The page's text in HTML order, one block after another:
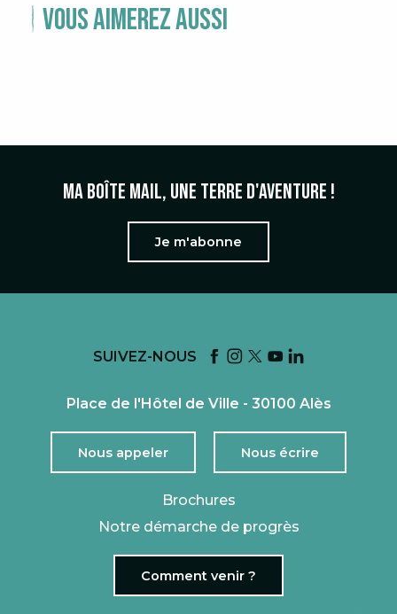
Vous aimerez aussi
Ma boîte mail, une terre d'aventure !
Je m'abonne
SUIVEZ-NOUS
Place de l'Hôtel de Ville - 30100 Alès
Nous appeler Nous écrire
Brochures
Notre démarche de progrès
Comment venir ?